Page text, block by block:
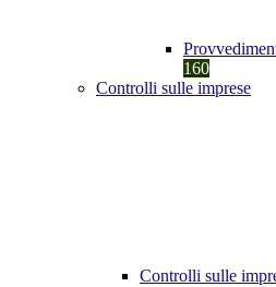
160
Controlli sulle imprese
Controlli sulle